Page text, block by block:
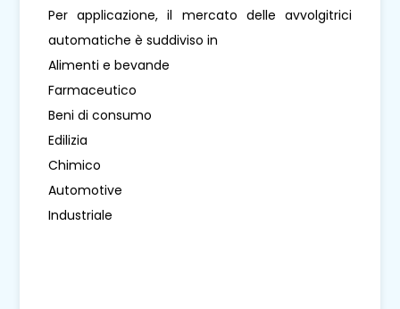
Per applicazione, il mercato delle avvolgitrici
automatiche è suddiviso in
Alimenti e bevande
Farmaceutico
Beni di consumo
Edilizia
Chimico
Automotive
Industriale